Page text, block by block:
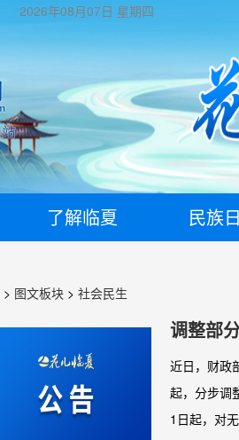
2026年08月07日 星期四
了解临夏 民族
> 图文板块 > 社会民生
调整部
近日，财政
起，分步调
1日起，对